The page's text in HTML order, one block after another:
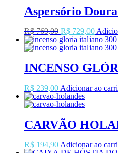
Aspersório
R$ 769,00 O
preço
original
R$769,00.
R$ 729,00O
preço
atual
INCENSO
R$ 239,00 Adicionar ao
CARVÃO
R$ 194,90 Adicionar ao